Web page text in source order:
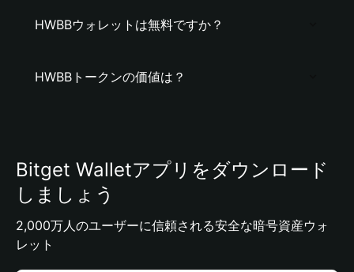
HWBBウォレットは無料ですか？
HWBBトークンの価値は？
Bitget Walletアプリをダウンロード
しましょう
2,000万人のユーザーに信頼される安全な暗号資産ウォ
レット